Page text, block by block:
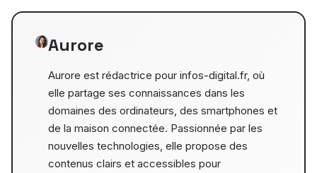
Aurore
Aurore est rédactrice pour infos-digital.fr, où
elle partage ses connaissances dans les
domaines des ordinateurs, des smartphones et
de la maison connectée. Passionnée par les
nouvelles technologies, elle propose des
contenus clairs et accessibles pour